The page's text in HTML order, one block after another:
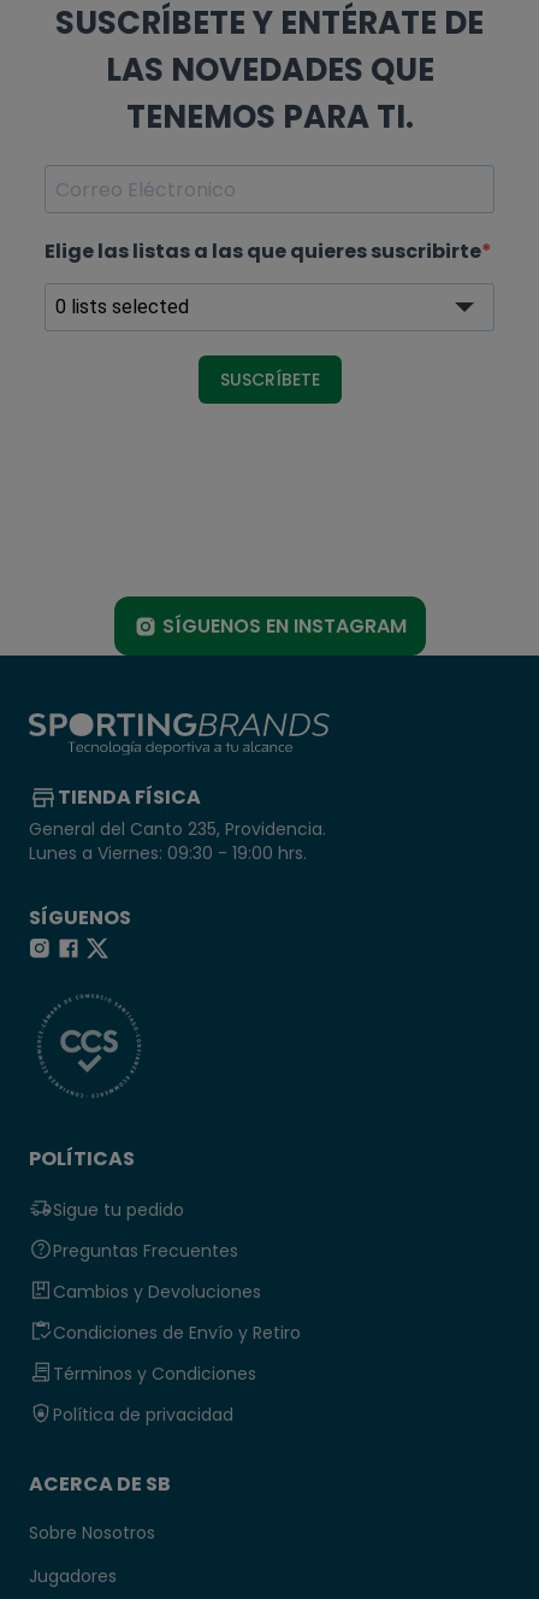
SUSCRÍBETE Y ENTÉRATE DE
LAS NOVEDADES QUE
TENEMOS PARA TI.
Elige las listas a las que quieres suscribirte
0 lists selected
SUSCRÍBETE
SÍGUENOS EN INSTAGRAM
TIENDA FÍSICA
General del Canto 235, Providencia.
Lunes a Viernes: 09:30 - 19:00 hrs.
SÍGUENOS
POLÍTICAS
Sigue tu pedido
Preguntas Frecuentes
Cambios y Devoluciones
Condiciones de Envío y Retiro
Términos y Condiciones
Política de privacidad
ACERCA DE SB
Sobre Nosotros
Jugadores